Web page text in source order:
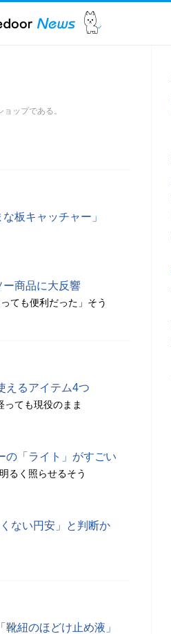
ップである。
板キャッチャー」
ー商品に大反響
ても便利だった」そう
えるアイテム4つ
ても現役のまま
の「ライト」がすごい
るく照らせるそう
ない円安」と判断か
紐のほどけ止め液」